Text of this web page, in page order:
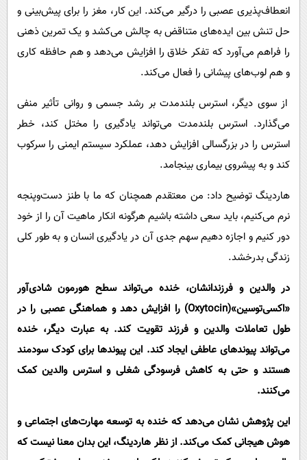
انعطاف‌پذیری عصبی را درگیر می‌کند. این کار، مغز را برای پیش‌بینی و
حل تنش بین ایده‌های متناقض به چالش می‌کشد و یک تمرین ذهنی
را فراهم می‌آورد که تفکر خلاق را افزایش می‌دهد و هم حافظه کاری
و هم لوب‌های پیشانی را فعال می‌کند.
از سوی دیگر، استرس بلندمدت بر رشد جسمی و روانی تأثیر منفی
می‌گذارد. استرس بلندمدت می‌تواند یادگیری را مختل کند، خطر
استرس را در بزرگسالی افزایش دهد، عملکرد سیستم ایمنی را سرکوب
کند و به پیشروی بیماری بینجامد.
هاردینگ توضیح داد: من معتقدم همچنان که ما با طنز دست‌وپنجه
نرم می‌کنیم، باید سعی داشته باشیم هرگونه انکار ماهیت آن را از خود
دور کنیم و اجازه دهیم سهم جدی آن در یادگیری انسان و به طور کلی
زندگی بدرخشد.
در والدین و فرزندانشان، خنده می‌تواند سطح هورمون شادی‌آور
«اکسی‌توسین»(Oxytocin) را افزایش دهد و هماهنگی عصبی را در
طول تعاملات والدین و فرزند تقویت کند. به عبارت دیگر، خنده
می‌تواند پیوندهای عاطفی ایجاد کند. این پیوندها برای کودک سودمند
هستند و حتی به کاهش فرسودگی شغلی و استرس والدین کمک
می‌کنند.
این پژوهش نشان می‌دهد که خنده به توسعه مهارت‌های اجتماعی و
هوش هیجانی کمک می‌کند. از نظر هاردینگ، این بدان معنا نیست که